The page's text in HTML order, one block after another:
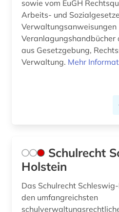
sowie vom EuGH
Arbeits- und
Verwaltungsanweisungen
Veranlagungshandbücher
aus Gesetzgebung,
Verwaltung. Mehr
Schulrecht
Holstein
Das Schulrecht
den umfangreichsten